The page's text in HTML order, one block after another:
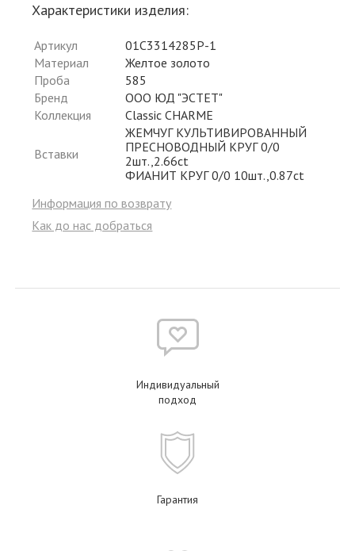
Характеристики изделия:
Артикул
01С3314285Р-1
Материал
Желтое золото
Проба
585
Бренд
ООО ЮД "ЭСТЕТ"
Коллекция
Classic CHARME
Вставки
ЖЕМЧУГ КУЛЬТИВИРОВАННЫЙ
ПРЕСНОВОДНЫЙ КРУГ 0/0
2шт.,2.66ct
ФИАНИТ КРУГ 0/0 10шт.,0.87ct
Информация по возврату
Как до нас добраться
Индивидуальный
подход
Гарантия